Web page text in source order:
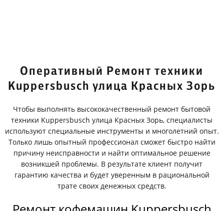
Оперативный Ремонт техники
Kuppersbusch улица Красных Зорь
Чтобы выполнять высококачественный ремонт бытовой
техники Kuppersbusch улица Красных Зорь, специалисты
используют специальные инструменты и многолетний опыт.
Только лишь опытный профессионал сможет быстро найти
причину неисправности и найти оптимальное решение
возникшей проблемы. В результате клиент получит
гарантию качества и будет уверенным в рациональной
трате своих денежных средств.